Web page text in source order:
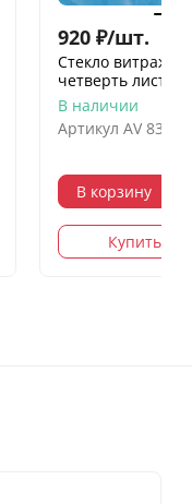
920 ₽/шт.
Стекло
четверть листа
В наличии
Артикул AV 833-
В корзину
Купить в